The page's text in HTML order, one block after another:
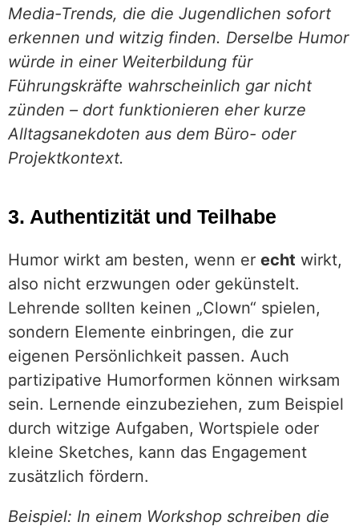
Media-Trends, die die Jugendlichen sofort
erkennen und witzig finden. Derselbe Humor
würde in einer Weiterbildung für
Führungskräfte wahrscheinlich gar nicht
zünden – dort funktionieren eher kurze
Alltagsanekdoten aus dem Büro- oder
Projektkontext.
3. Authentizität und Teilhabe
Humor wirkt am besten, wenn er echt wirkt,
also nicht erzwungen oder gekünstelt.
Lehrende sollten keinen „Clown“ spielen,
sondern Elemente einbringen, die zur
eigenen Persönlichkeit passen. Auch
partizipative Humorformen können wirksam
sein. Lernende einzubeziehen, zum Beispiel
durch witzige Aufgaben, Wortspiele oder
kleine Sketches, kann das Engagement
zusätzlich fördern.
Beispiel: In einem Workshop schreiben die